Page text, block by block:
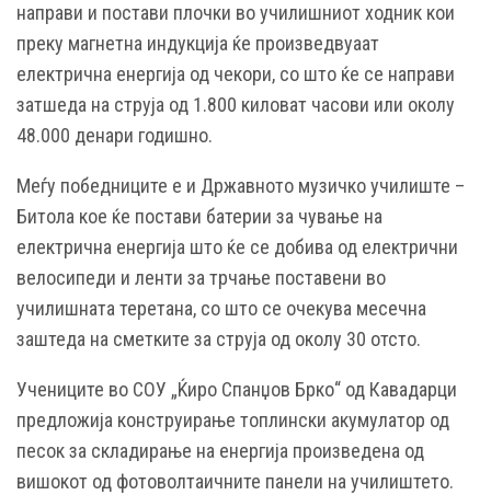
направи и постави плочки во училишниот ходник кои
преку магнетна индукција ќе произведвуаат
електрична енергија од чекори, со што ќе се направи
затшеда на струја од 1.800 киловат часови или околу
48.000 денари годишно.
Меѓу победниците е и Државното музичко училиште –
Битола кое ќе постави батерии за чување на
електрична енергија што ќе се добива од електрични
велосипеди и ленти за трчање поставени во
училишната теретана, со што се очекува месечна
заштеда на сметките за струја од околу 30 отсто.
Учениците во СОУ „Ќиро Спанџов Брко“ од Кавадарци
предложија конструирање топлински акумулатор од
песок за складирање на енергија произведена од
вишокот од фотоволтаичните панели на училиштето.